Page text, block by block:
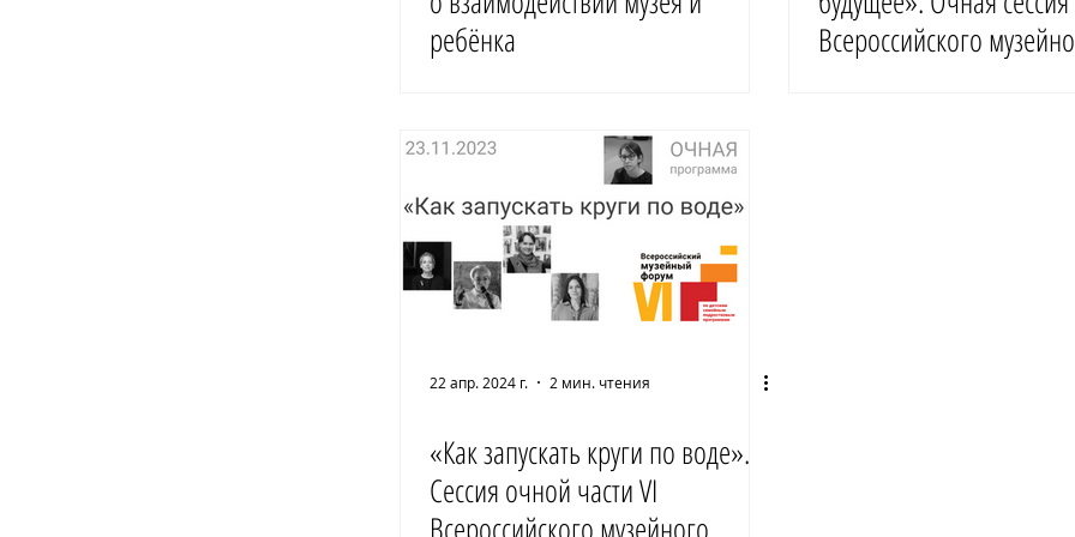
ребёнка
Всероссийского
22 апр. 2024 г. 2 мин. чтения
«Как запускать круги по воде».
Сессия очной части VI